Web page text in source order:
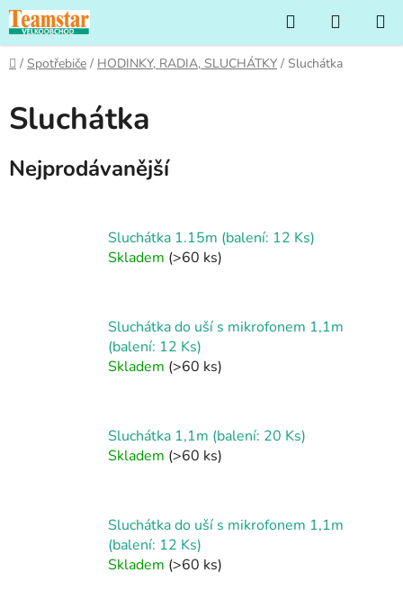
Přejít
na
obsah
Hledat
KOŠÍK
Domů
/ Spotřebiče / HODINKY, RADIA, SLUCHÁTKY / Sluchátka
Sluchátka
Nejprodávanější
Sluchátka 1.15m (balení: 12 Ks)
Skladem (>60 ks)
Sluchátka do uší s mikrofonem 1,1m
(balení: 12 Ks)
Skladem (>60 ks)
Sluchátka 1,1m (balení: 20 Ks)
Skladem (>60 ks)
Sluchátka do uší s mikrofonem 1,1m
(balení: 12 Ks)
Skladem (>60 ks)